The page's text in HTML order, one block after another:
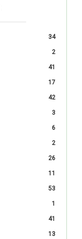
34
2
41
17
42
3
6
2
26
11
53
1
41
13